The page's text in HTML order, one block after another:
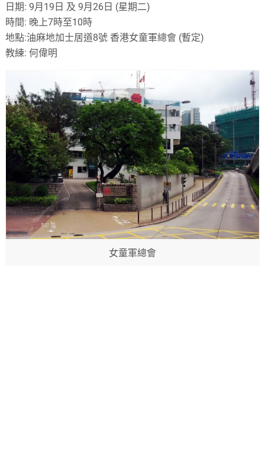
日期: 9月19日 及 9月26日 (星期二)
時間: 晚上7時至10時
地點:油麻地加士居道8號 香港女童軍總會 (暫定)
教練: 何偉明
女童軍總會